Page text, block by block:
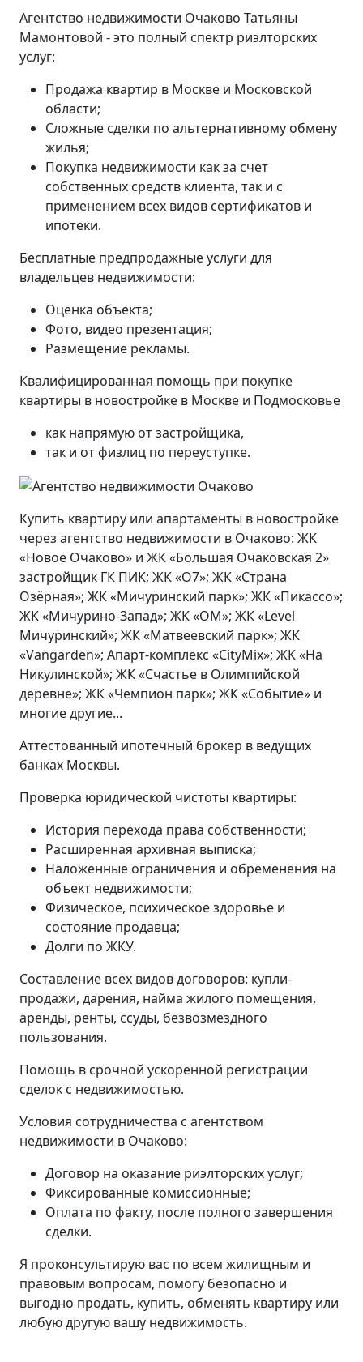
Агентство недвижимости Очаково Татьяны
Мамонтовой - это полный спектр риэлторских
услуг:
Продажа квартир в Москве и Московской
области;
Сложные сделки по альтернативному обмену
жилья;
Покупка недвижимости как за счет
собственных средств клиента, так и с
применением всех видов сертификатов и
ипотеки.
Бесплатные предпродажные услуги для
владельцев недвижимости:
Оценка объекта;
Фото, видео презентация;
Размещение рекламы.
Квалифицированная помощь при покупке
квартиры в новостройке в Москве и Подмосковье
как напрямую от застройщика,
так и от физлиц по переуступке.
Купить квартиру или апартаменты в новостройке
через агентство недвижимости в Очаково: ЖК
«Новое Очаково» и ЖК «Большая Очаковская 2»
застройщик ГК ПИК; ЖК «О7»; ЖК «Страна
Озёрная»; ЖК «Мичуринский парк»; ЖК «Пикассо»;
ЖК «Мичурино-Запад»; ЖК «ОМ»; ЖК «Level
Мичуринский»; ЖК «Матвеевский парк»; ЖК
«Vangarden»; Апарт-комплекс «CityMix»; ЖК «На
Никулинской»; ЖК «Счастье в Олимпийской
деревне»; ЖК «Чемпион парк»; ЖК «Событие» и
многие другие...
Аттестованный ипотечный брокер в ведущих
банках Москвы.
Проверка юридической чистоты квартиры:
История перехода права собственности;
Расширенная архивная выписка;
Наложенные ограничения и обременения на
объект недвижимости;
Физическое, психическое здоровье и
состояние продавца;
Долги по ЖКУ.
Составление всех видов договоров: купли-
продажи, дарения, найма жилого помещения,
аренды, ренты, ссуды, безвозмездного
пользования.
Помощь в срочной ускоренной регистрации
сделок с недвижимостью.
Условия сотрудничества с агентством
недвижимости в Очаково:
Договор на оказание риэлторских услуг;
Фиксированные комиссионные;
Оплата по факту, после полного завершения
сделки.
Я проконсультирую вас по всем жилищным и
правовым вопросам, помогу безопасно и
выгодно продать, купить, обменять квартиру или
любую другую вашу недвижимость.